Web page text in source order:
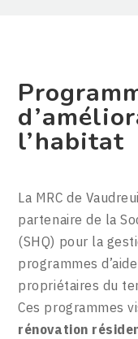
l’habitat
La MRC de
partenaire de la
(SHQ) pour la
programmes
propriétaires du
Ces programmes
rénovation